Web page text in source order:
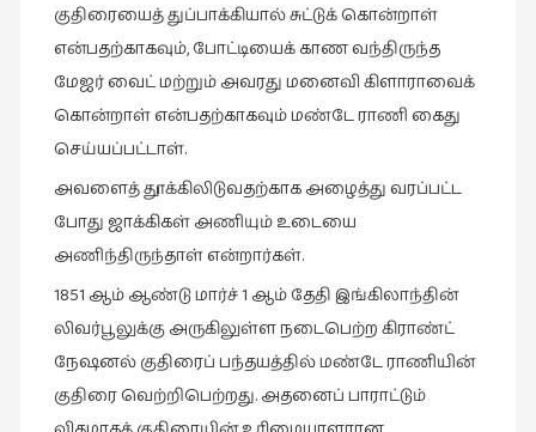
கதைகள்
செல்லும்
பாதை
கல்வி
கல்வி
கவிஞனும்
கவிதையும்
கவிதை
குதிரையைத் துப்பாக்கியால் சுட்டுக் கொன்றாள்
என்பதற்காகவும், போட்டியைக் காண வந்திருந்த
மேஜர் வைட் மற்றும் அவரது மனைவி கிளாராவைக்
கொன்றாள் என்பதற்காகவும் மண்டே ராணி கைது
செய்யப்பட்டாள்.
அவளைத் தூக்கிலிடுவதற்காக அழைத்து வரப்பட்ட
போது ஜாக்கிகள் அணியும் உடையை
அணிந்திருந்தாள் என்றார்கள்.
1851 ஆம் ஆண்டு மார்ச் 1 ஆம் தேதி இங்கிலாந்தின்
லிவர்பூலுக்கு அருகிலுள்ள நடைபெற்ற கிராண்ட்
நேஷனல் குதிரைப் பந்தயத்தில் மண்டே ராணியின்
குதிரை வெற்றிபெற்றது. அதனைப் பாராட்டும்